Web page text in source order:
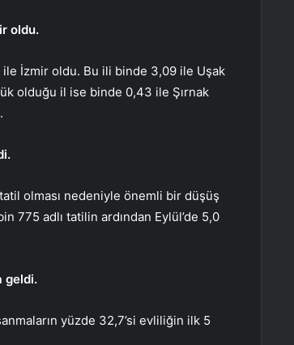
oldu.
ile İzmir oldu. Bu ili binde 3,09 ile Uşak
olduğu il ise binde 0,43 ile Şırnak
olması nedeniyle önemli bir düşüş
775 adlı tatilin ardından Eylül’de 5,0
geldi.
yüzde 32,7’si evliliğin ilk 5